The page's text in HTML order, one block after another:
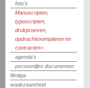
foto's
Manuscripten,
typoscripten,
drukproeven,
opdrachtexemplaren en
contracten
agenda's
persoonlijke documenten
filmliga
waakzaamheid